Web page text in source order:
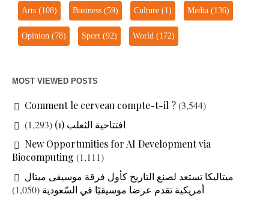
Arts (108) Business (59) Culture (1) Media (136)
Opinion (78) Sport (92) World (172)
MOST VIEWED POSTS
Comment le cerveau compte-t-il ?(3,544)
افتتاحية الثعلب (1)
(1,293)
New Opportunities for AI Development via
Biocomputing (1,111)
ميتاليكا تستعد لصنع التاريخ كأول فرقة موسيقى ميتال
أمريكية تقدم عرضا موسيقيًا في السّعودية (1,050)